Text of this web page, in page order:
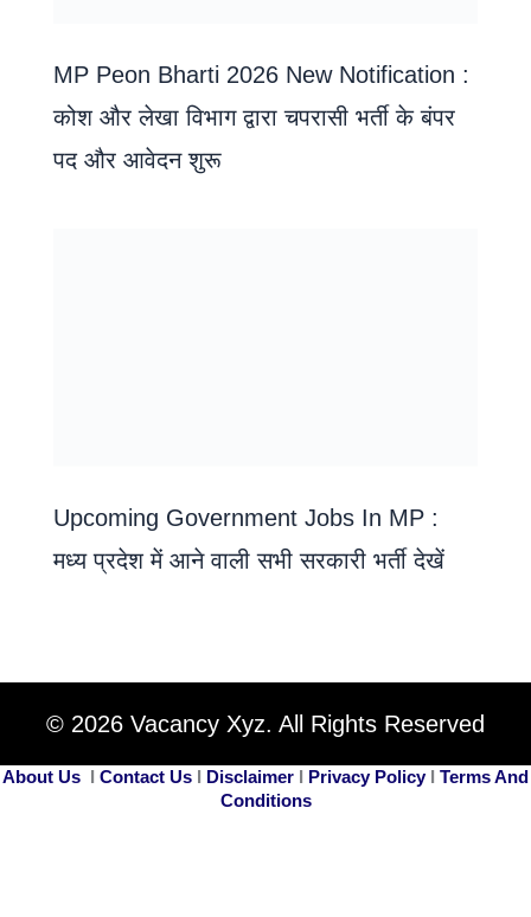
MP Peon Bharti 2026 New Notification :
कोश और लेखा विभाग द्वारा चपरासी भर्ती के बंपर
पद और आवेदन शुरू
Upcoming Government Jobs In MP :
मध्य प्रदेश में आने वाली सभी सरकारी भर्ती देखें
© 2026 Vacancy Xyz. All Rights Reserved
About Us I Contact Us I Disclaimer I Privacy PolicyI Terms And
Conditions